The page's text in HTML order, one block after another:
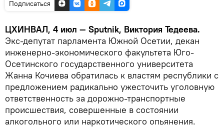
Подписаться
ЦХИНВАЛ, 4 июл — Sputnik, Виктория Тедеева.
Экс-депутат парламента Южной Осетии, декан
инженерно-экономического факультета Юго-
Осетинского государственного университета
Жанна Кочиева обратилась к властям республики с
предложением радикально ужесточить уголовную
ответственность за дорожно-транспортные
происшествия, совершенные в состоянии
алкогольного или наркотического опьянения.